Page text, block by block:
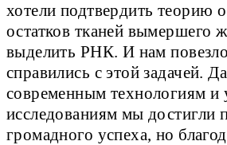
хотели подтвердить теорию
остатков тканей вымершего
выделить РНК. И нам
справились с этой задачей.
современным технологиям и
исследованиям мы достигли
громадного успеха, но